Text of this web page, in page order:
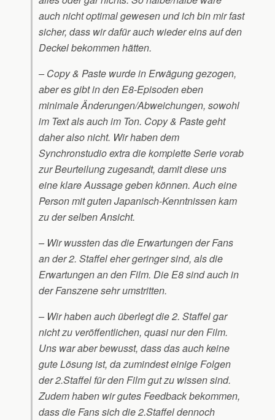
auch nicht optimal gewesen und ich bin mir fast
sicher, dass wir dafür auch wieder eins auf den
Deckel bekommen hätten.
– Copy & Paste wurde in Erwägung gezogen,
aber es gibt in den E8-Episoden eben
minimale Änderungen/Abweichungen, sowohl
im Text als auch im Ton. Copy & Paste geht
daher also nicht. Wir haben dem
Synchronstudio extra die komplette Serie vorab
zur Beurteilung zugesandt, damit diese uns
eine klare Aussage geben können. Auch eine
Person mit guten Japanisch-Kenntnissen kam
zu der selben Ansicht.
– Wir wussten das die Erwartungen der Fans
an der 2. Staffel eher geringer sind, als die
Erwartungen an den Film. Die E8 sind auch in
der Fanszene sehr umstritten.
– Wir haben auch überlegt die 2. Staffel gar
nicht zu veröffentlichen, quasi nur den Film.
Uns war aber bewusst, dass das auch keine
gute Lösung ist, da zumindest einige Folgen
der 2.Staffel für den Film gut zu wissen sind.
Zudem haben wir gutes Feedback bekommen,
dass die Fans sich die 2.Staffel dennoch